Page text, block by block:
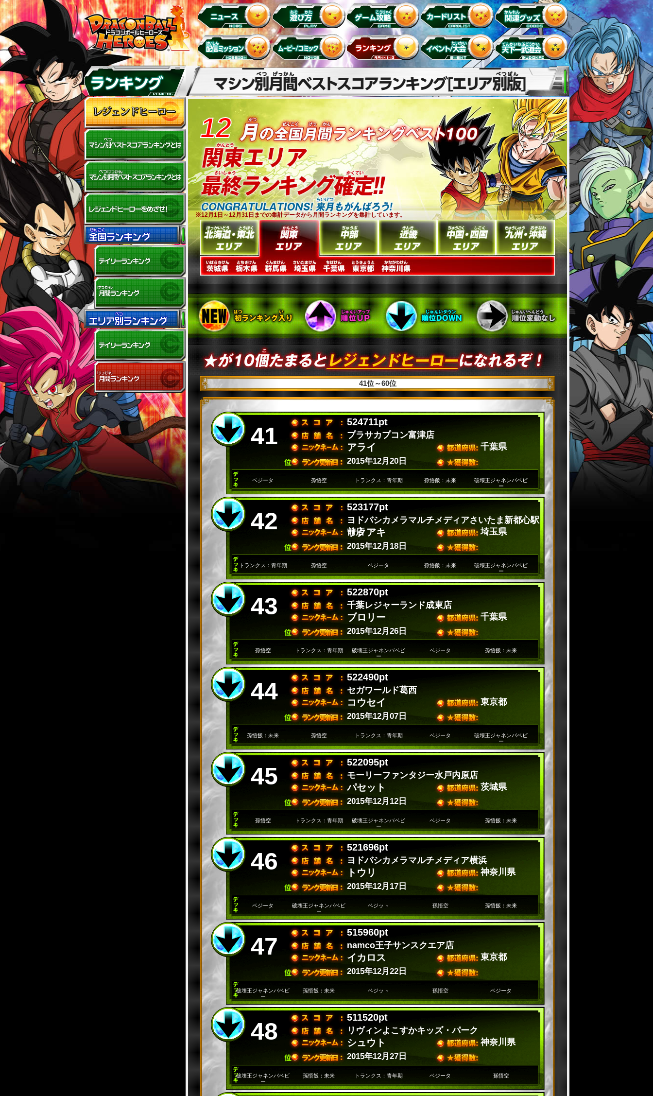
12
※12月1日～12月31日までの集計データから月間ランキングを集計しています。
41位～60位
41
524711pt
プラサカプコン富津店
2015年12月20日
アライ 千葉県
ベジータ 孫悟空 トランクス：青年期 孫悟飯：未来
破壊王ジャネンバベビ
ー
42
523177pt
ヨドバシカメラマルチメディアさいたま新都心駅
前店
2015年12月18日
サクアキ 埼玉県
トランクス：青年期 孫悟空 ベジータ 孫悟飯：未来
破壊王ジャネンバベビ
ー
43
522870pt
千葉レジャーランド成東店
2015年12月26日
ブロリー 千葉県
孫悟空 トランクス：青年期
破壊王ジャネンバベビ
ー
ベジータ 孫悟飯：未来
44
522490pt
セガワールド葛西
2015年12月07日
コウセイ 東京都
孫悟飯：未来 孫悟空 トランクス：青年期 ベジータ
破壊王ジャネンバベビ
ー
45
522095pt
モーリーファンタジー水戸内原店
2015年12月12日
パセット 茨城県
孫悟空 トランクス：青年期
破壊王ジャネンバベビ
ー
ベジータ 孫悟飯：未来
46
521696pt
ヨドバシカメラマルチメディア横浜
2015年12月17日
トウリ 神奈川県
ベジータ
破壊王ジャネンバベビ
ー
ベジット 孫悟空 孫悟飯：未来
47
515960pt
namco王子サンスクエア店
2015年12月22日
イカロス 東京都
破壊王ジャネンバベビ
ー
孫悟飯：未来 ベジット 孫悟空 ベジータ
48
511520pt
リヴィンよこすかキッズ・パーク
2015年12月27日
シュウト 神奈川県
破壊王ジャネンバベビ
ー
孫悟飯：未来 トランクス：青年期 ベジータ 孫悟空